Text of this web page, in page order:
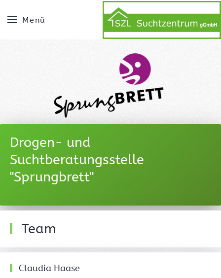
Menü
Drogen- und
Suchtberatungsstelle
"Sprungbrett"
Team
Claudia Haase